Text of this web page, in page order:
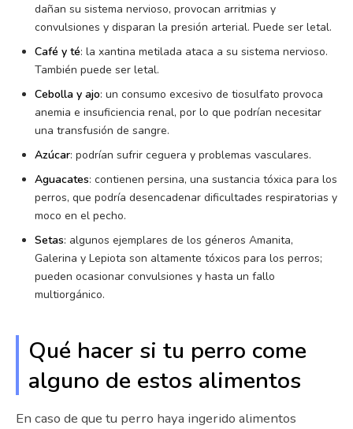
dañan su sistema nervioso, provocan arritmias y
convulsiones y disparan la presión arterial. Puede ser letal.
Café y té: la xantina metilada ataca a su sistema nervioso.
También puede ser letal.
Cebolla y ajo: un consumo excesivo de tiosulfato provoca
anemia e insuficiencia renal, por lo que podrían necesitar
una transfusión de sangre.
Azúcar: podrían sufrir ceguera y problemas vasculares.
Aguacates: contienen persina, una sustancia tóxica para los
perros, que podría desencadenar dificultades respiratorias y
moco en el pecho.
Setas: algunos ejemplares de los géneros Amanita,
Galerina y Lepiota son altamente tóxicos para los perros;
pueden ocasionar convulsiones y hasta un fallo
multiorgánico.
Qué hacer si tu perro come
alguno de estos alimentos
En caso de que tu perro haya ingerido alimentos